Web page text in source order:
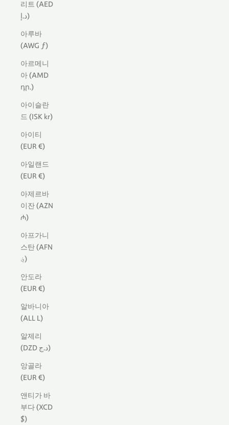
리트 (AED
د.إ)
아루바
(AWG ƒ)
아르메니
아 (AMD
դր.)
아이슬란
드 (ISK kr)
아이티
(EUR €)
아일랜드
(EUR €)
아제르바
이잔 (AZN
₼)
아프가니
스탄 (AFN
؋)
안도라
(EUR €)
알바니아
(ALL L)
알제리
(DZD د.ج)
앙골라
(EUR €)
앤티가 바
부다 (XCD
$)